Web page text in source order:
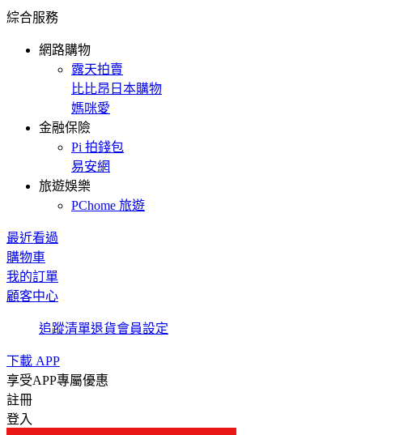
綜合服務
網路購物
露天拍賣
比比昂日本購物
媽咪愛
金融保險
Pi 拍錢包
易安網
旅遊娛樂
PChome 旅遊
最近看過
購物車
我的訂單
顧客中心
追蹤清單退貨會員設定
下載 APP
享受APP專屬優惠
註冊
登入